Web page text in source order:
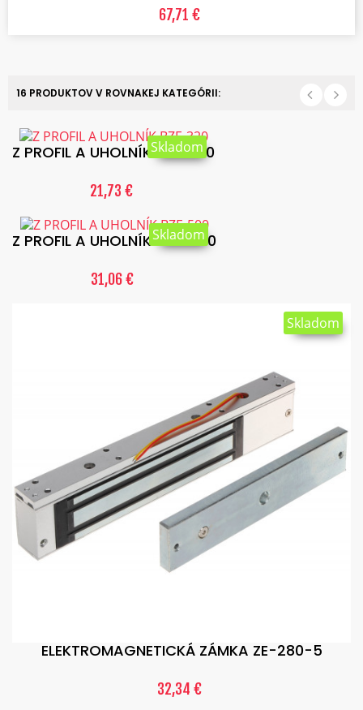
67,71 €
16 PRODUKTOV V ROVNAKEJ KATEGÓRII:
Z PROFIL A UHOLNÍK BZE-320
21,73 €
Skladom
Z PROFIL A UHOLNÍK BZE-500
31,06 €
Skladom
ELEKTROMAGNETICKÁ ZÁMKA ZE-280-5
32,34 €
Skladom